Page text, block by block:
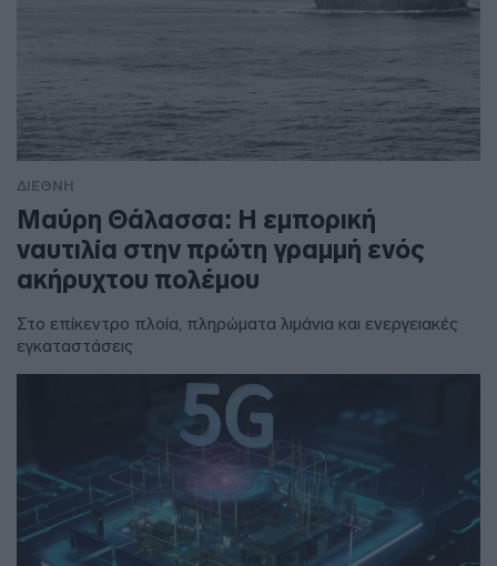
ΔΙΕΘΝΗ
Μαύρη Θάλασσα: Η εμπορική
ναυτιλία στην πρώτη γραμμή ενός
ακήρυχτου πολέμου
Στο επίκεντρο πλοία, πληρώματα λιμάνια και ενεργειακές
εγκαταστάσεις